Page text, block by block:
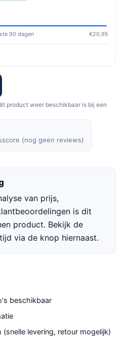
90 dagen €20,95
product weer beschikbaar is bij een
(nog geen reviews)
van prijs,
is dit
product. Bekijk de
via de knop hiernaast.
beschikbaar
levering, retour mogelijk)